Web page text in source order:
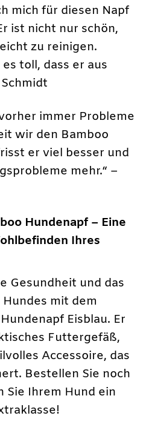
mich für diesen Napf
ist nicht nur schön,
zu reinigen.
toll, dass er aus
immer Probleme
wir den Bamboo
er viel besser und
mehr.“ –
Hundenapf – Eine
Ihres
Gesundheit und das
mit dem
Eisblau. Er
Futtergefäß,
Accessoire, das
Bestellen Sie noch
Sie Ihrem Hund ein